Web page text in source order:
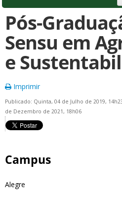
Pós-
Sensu em
e
Imprimir
Publicado: Quinta, 04 de Julho de 2019,
de Dezembro de 2021, 18h06
Campus
Alegre